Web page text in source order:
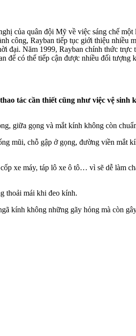
của quân đội Mỹ về việc sáng chế
công, Rayban tiếp tục giới thiệu nhiều
đại. Năm 1999, Rayban chính thức
có thể tiếp cận được nhiều đối tượng
tác cần thiết cũng như việc vệ
giữa gọng và mắt kính không còn
mũi, chỗ gập ở gọng, đường viền
xe máy, táp lô xe ô tô… vì sẽ dễ làm
thoải mái khi đeo kính.
kính không những gãy hỏng mà còn